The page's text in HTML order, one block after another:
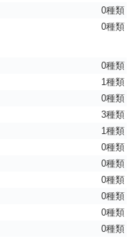
0種類
0種類
0種類
1種類
0種類
3種類
1種類
0種類
0種類
0種類
0種類
0種類
0種類